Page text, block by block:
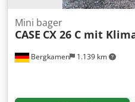
Bergkamen 1.139 km
Mini bager
CASE CX 26 C mit